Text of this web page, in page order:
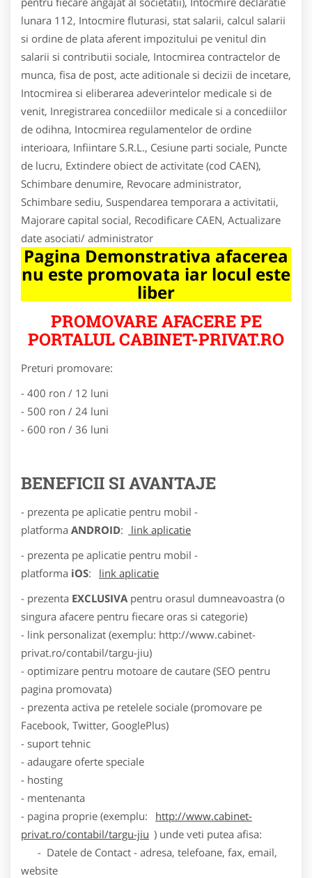
lunara 112, Intocmire fluturasi, stat salarii, calcul salarii
si ordine de plata aferent impozitului pe venitul din
salarii si contributii sociale, Intocmirea contractelor de
munca, fisa de post, acte aditionale si decizii de incetare,
Intocmirea si eliberarea adeverintelor medicale si de
venit, Inregistrarea concediilor medicale si a concediilor
de odihna, Intocmirea regulamentelor de ordine
interioara, Infiintare S.R.L., Cesiune parti sociale, Puncte
de lucru, Extindere obiect de activitate (cod CAEN),
Schimbare denumire, Revocare administrator,
Schimbare sediu, Suspendarea temporara a activitatii,
Majorare capital social, Recodificare CAEN, Actualizare
date asociati/ administrator
Pagina Demonstrativa afacerea
nu este promovata iar locul este
liber
PROMOVARE AFACERE PE
PORTALUL CABINET-PRIVAT.RO
Preturi promovare:
- 400 ron / 12 luni
- 500 ron / 24 luni
- 600 ron / 36 luni
BENEFICII SI AVANTAJE
- prezenta pe aplicatie pentru mobil -
platforma ANDROID:
link aplicatie
- prezenta pe aplicatie pentru mobil -
platforma iOS:
link aplicatie
- prezenta EXCLUSIVA pentru orasul dumneavoastra (o
singura afacere pentru fiecare oras si categorie)
- link personalizat (exemplu: http://www.cabinet-
privat.ro/contabil/targu-jiu)
- optimizare pentru motoare de cautare (SEO pentru
pagina promovata)
- prezenta activa pe retelele sociale (promovare pe
Facebook, Twitter, GooglePlus)
- suport tehnic
- adaugare oferte speciale
- hosting
- mentenanta
- pagina proprie (exemplu:
http://www.cabinet-
privat.ro/contabil/targu-jiu ) unde veti putea afisa:
- Datele de Contact - adresa, telefoane, fax, email,
website